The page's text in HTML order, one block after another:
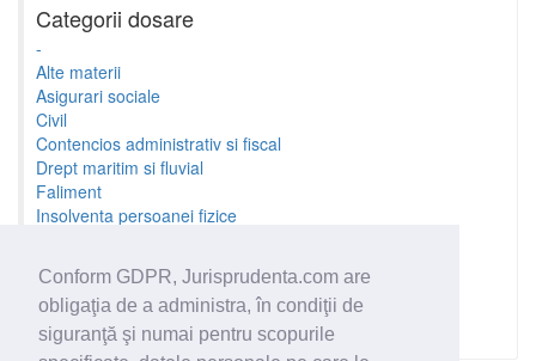
Conform GDPR, Jurisprudenta.com are
obligaţia de a administra, în condiţii de
siguranţă şi numai pentru scopurile
Categorii dosare
-
Alte materii
Asigurari sociale
Civil
Contencios administrativ si fiscal
Drept maritim si fluvial
Faliment
Insolventa persoanei fizice
Minori si familie
Penal
Proprietate Intelectuala